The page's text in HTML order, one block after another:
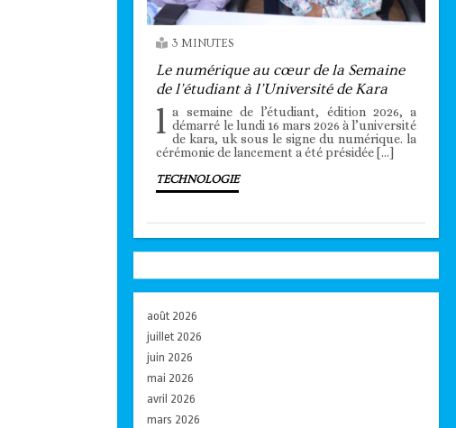
3 MINUTES
Le numérique au cœur de la Semaine
de l’étudiant à l’Université de Kara
l a semaine de l’étudiant, édition 2026, a
démarré le lundi 16 mars 2026 à l’université
de kara, uk sous le signe du numérique. la
cérémonie de lancement a été présidée […]
TECHNOLOGIE
août 2026
juillet 2026
juin 2026
mai 2026
avril 2026
mars 2026